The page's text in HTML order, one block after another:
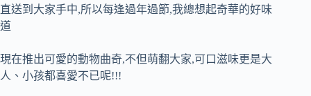
直送到大家手中,所以每逢過年過節,我總想起奇華的好味
道
現在推出可愛的動物曲奇,不但萌翻大家,可口滋味更是大
人、小孩都喜愛不已呢!!!